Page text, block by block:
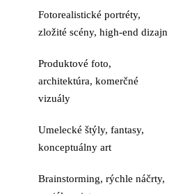
Fotorealistické portréty,
zložité scény, high-end dizajn
Produktové foto,
architektúra, komerčné
vizuály
Umelecké štýly, fantasy,
konceptuálny art
Brainstorming, rýchle náčrty,